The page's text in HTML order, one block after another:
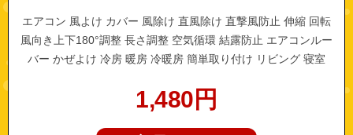
エアコン 風よけ カバー 風除け 直風除け 直撃風防止 伸縮 回転
風向き上下180°調整 長さ調整 空気循環 結露防止 エアコンルー
バー かぜよけ 冷房 暖房 冷暖房 簡単取り付け リビング 寝室
1,480 円